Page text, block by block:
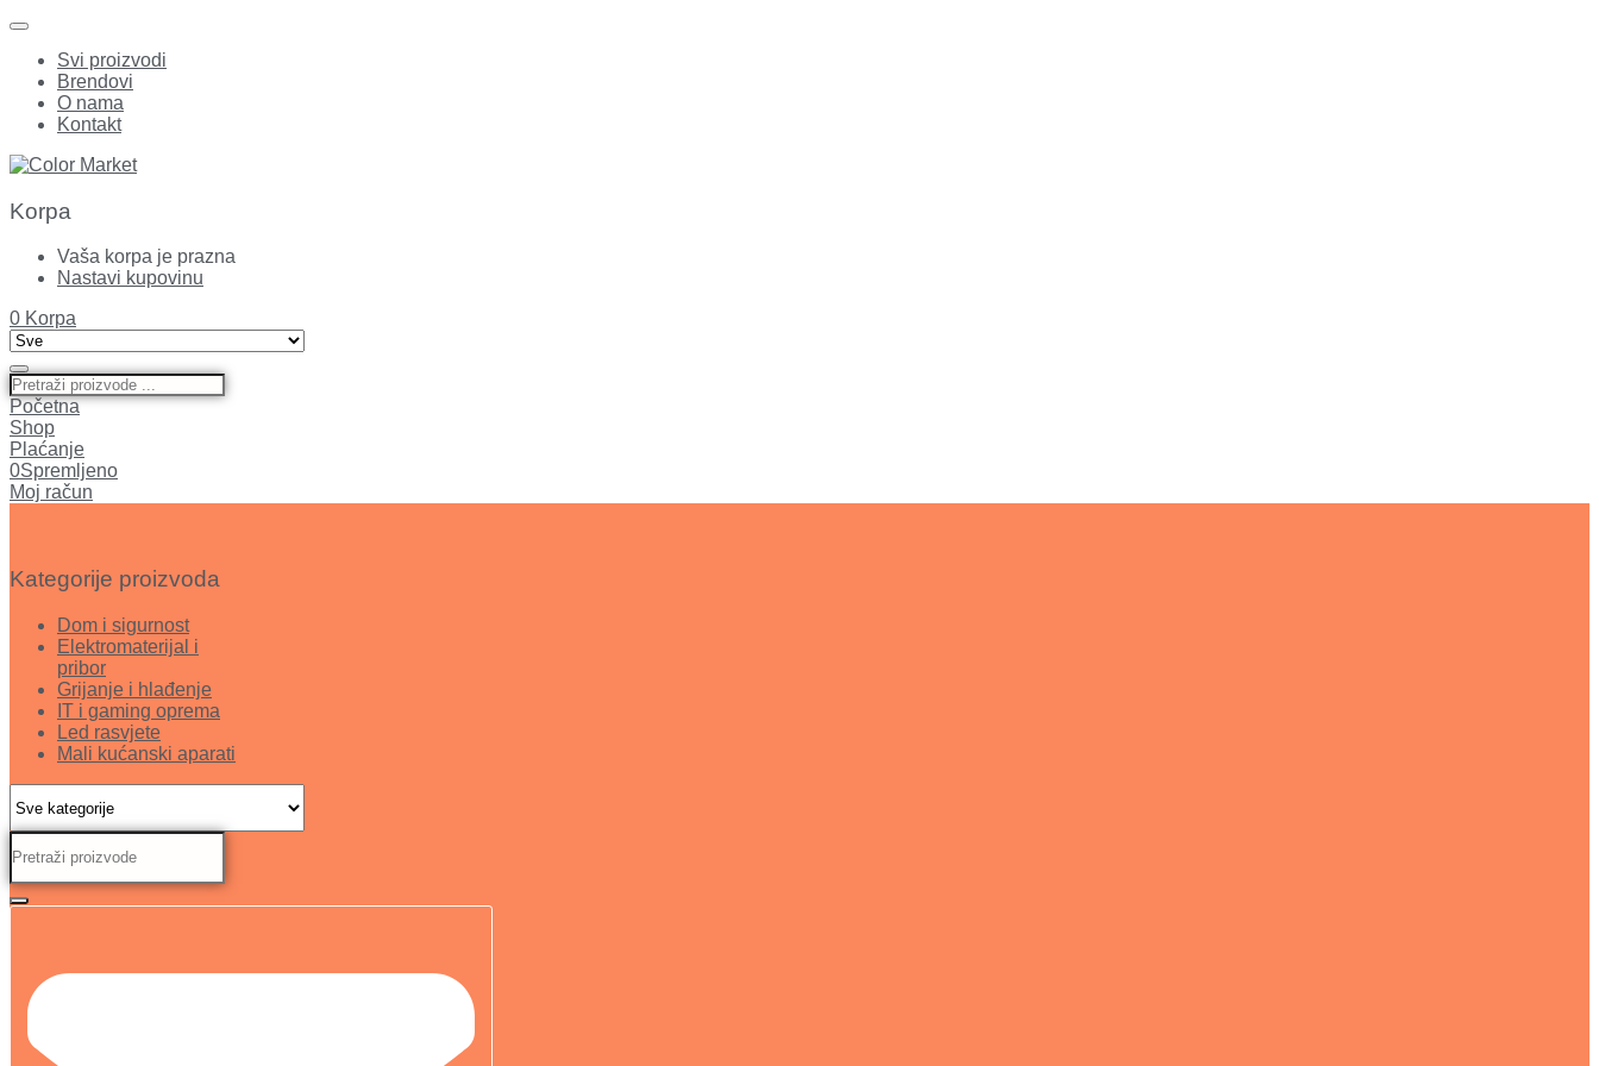
Svi proizvodi
Brendovi
O nama
Kontakt
Korpa
Vaša korpa je prazna
Nastavi kupovinu
0 Korpa
Početna
Shop
Plaćanje
0Spremljeno
Moj račun
Kategorije proizvoda
Dom i sigurnost
Elektromaterijal i
pribor
Grijanje i hlađenje
IT i gaming oprema
Led rasvjete
Mali kućanski aparati